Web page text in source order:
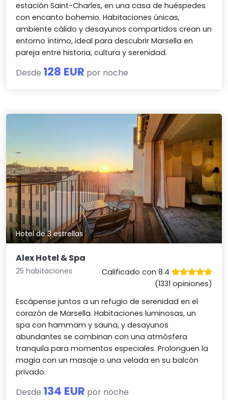
estación Saint-Charles, en una casa de huéspedes
con encanto bohemio. Habitaciones únicas,
ambiente cálido y desayunos compartidos crean un
entorno íntimo, ideal para descubrir Marsella en
pareja entre historia, cultura y serenidad.
Desde 128 EUR por noche
Hotel de 3 estrellas
Alex Hotel & Spa
25 habitaciones
Calificado con 8.4
(1331 opiniones)
Escápense juntos a un refugio de serenidad en el
corazón de Marsella. Habitaciones luminosas, un
spa con hammam y sauna, y desayunos
abundantes se combinan con una atmósfera
tranquila para momentos especiales. Prolonguen la
magia con un masaje o una velada en su balcón
privado.
Desde 134 EUR por noche